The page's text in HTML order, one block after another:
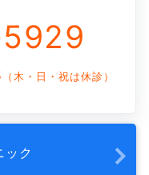
（木・日・祝は休診）
ック